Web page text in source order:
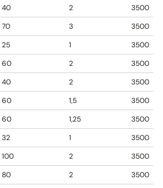
40 2
3500
70 3
3500
25 1
3500
60 2
3500
40 2
3500
60 1,5
3500
60 1,25
3500
32 1
3500
100 2
3500
80 2
3500